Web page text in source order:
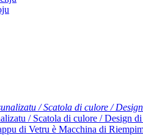
/ Scatola di culore / Design di
di Vetru è Macchina di